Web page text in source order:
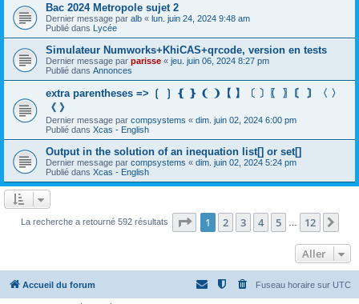
Bac 2024 Metropole sujet 2
Dernier message par alb « lun. juin 24, 2024 9:48 am
Publié dans Lycée
Simulateur Numworks+KhiCAS+qrcode, version en tests
Dernier message par parisse « jeu. juin 06, 2024 8:27 pm
Publié dans Annonces
extra parentheses => ❲ ❳ ❴ ❵ ❨ ❩【 】〔 〕〖 〗〘 〙〈 〉
《 》
Dernier message par compsystems « dim. juin 02, 2024 6:00 pm
Publié dans Xcas - English
Output in the solution of an inequation list[] or set[]
Dernier message par compsystems « dim. juin 02, 2024 5:24 pm
Publié dans Xcas - English
La recherche a retourné 592 résultats Page 1sur12
1 2 3 4 5 12
Aller
Accueil du forum Fuseau horaire sur UTC